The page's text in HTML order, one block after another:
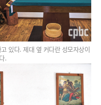
있다. 제대 옆 커다란 성모자상이
.